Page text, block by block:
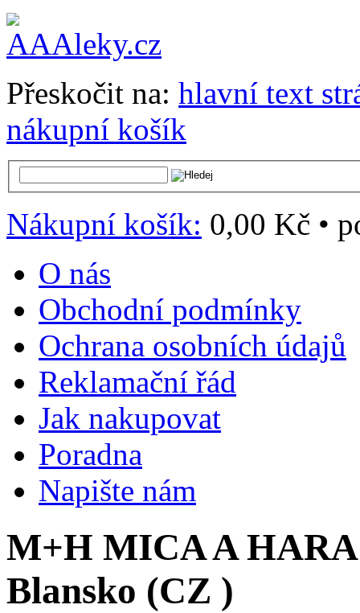
Přeskočit na: hlavní text
nákupní košík
Nákupní košík: 0,00 Kč •
O nás
Obchodní podmínky
Ochrana osobních údajů
Reklamační řád
Jak nakupovat
Poradna
Napište nám
M+H MICA A
Blansko (CZ )